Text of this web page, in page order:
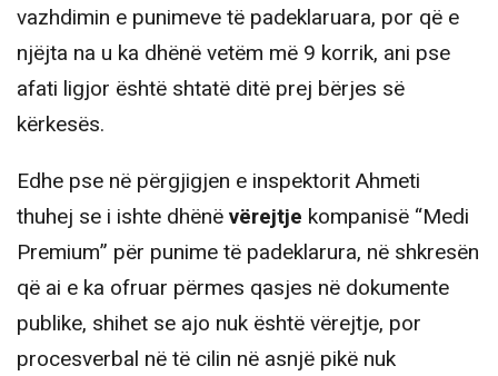
vazhdimin e punimeve të padeklaruara, por që e
njëjta na u ka dhënë vetëm më 9 korrik, ani pse
afati ligjor është shtatë ditë prej bërjes së
kërkesës.
Edhe pse në përgjigjen e inspektorit Ahmeti
thuhej se i ishte dhënëvërejtje kompanisë “Medi
Premium” për punime të padeklarura, në shkresën
që ai e ka ofruar përmes qasjes në dokumente
publike, shihet se ajo nuk është vërejtje, por
procesverbal në të cilin në asnjë pikë nuk